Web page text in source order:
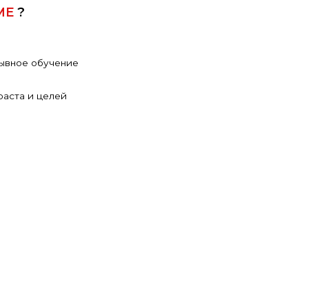
?
обучение
и целей